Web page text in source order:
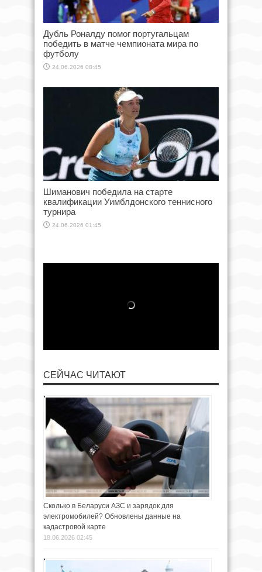
Дубль Роналду помог португальцам
победить в матче чемпионата мира по
футболу
24.06.2026 08:45
Шиманович победила на старте
квалификации Уимблдонского теннисного
турнира
24.06.2026 01:45
СЕЙЧАС ЧИТАЮТ
Сколько в Беларуси АЗС и зарядок для
электромобилей? Обновлены данные на
кадастровой карте
18.06.2026 02:45